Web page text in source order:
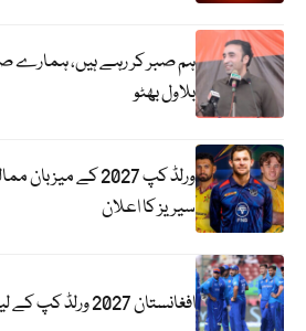
ہم صبر کر رہے ہیں، ہمارے
بلاول بھٹو
ورلڈ کپ 2027 کے
سیریز کا اعلان
افغانستان 2027 ورلڈ کپ کے لیے کوالیفائی کرگیا